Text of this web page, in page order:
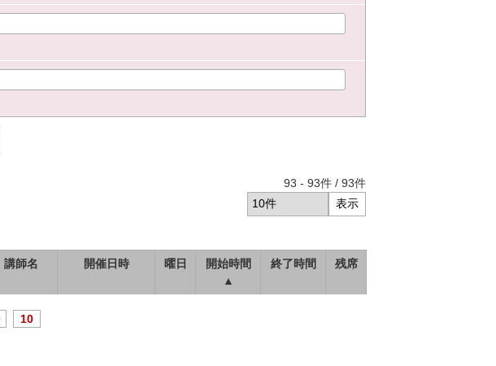
93 - 93件 / 93件
講師名 開催日時 曜日
開始時間
▲
終了時間 残席
10